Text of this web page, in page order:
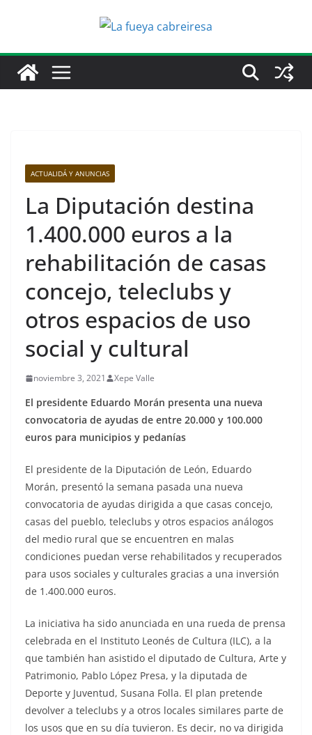
ACTUALIDÁ Y ANUNCIAS
La Diputación destina
1.400.000 euros a la
rehabilitación de casas
concejo, teleclubs y
otros espacios de uso
social y cultural
noviembre 3, 2021 Xepe Valle
El presidente Eduardo Morán presenta una nueva
convocatoria de ayudas de entre 20.000 y 100.000
euros para municipios y pedanías
El presidente de la Diputación de León, Eduardo
Morán, presentó la semana pasada una nueva
convocatoria de ayudas dirigida a que casas concejo,
casas del pueblo, teleclubs y otros espacios análogos
del medio rural que se encuentren en malas
condiciones puedan verse rehabilitados y recuperados
para usos sociales y culturales gracias a una inversión
de 1.400.000 euros.
La iniciativa ha sido anunciada en una rueda de prensa
celebrada en el Instituto Leonés de Cultura (ILC), a la
que también han asistido el diputado de Cultura, Arte y
Patrimonio, Pablo López Presa, y la diputada de
Deporte y Juventud, Susana Folla. El plan pretende
devolver a teleclubs y a otros locales similares parte de
los usos que en su día tuvieron. Es decir, no va dirigida